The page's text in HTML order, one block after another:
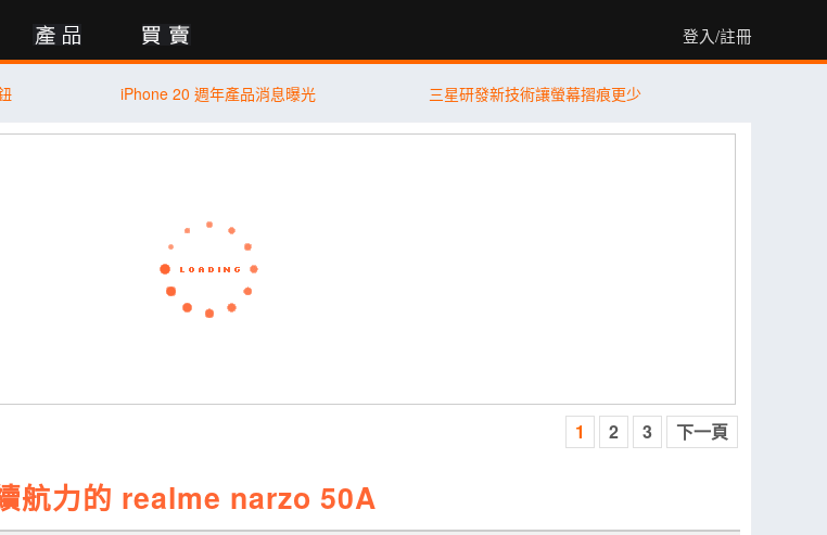
登入/註冊
iPhone 20 週年產品消息曝光 三星研發新技術讓螢幕摺痕更少
1 2 3 下一頁
航力的 realme narzo 50A